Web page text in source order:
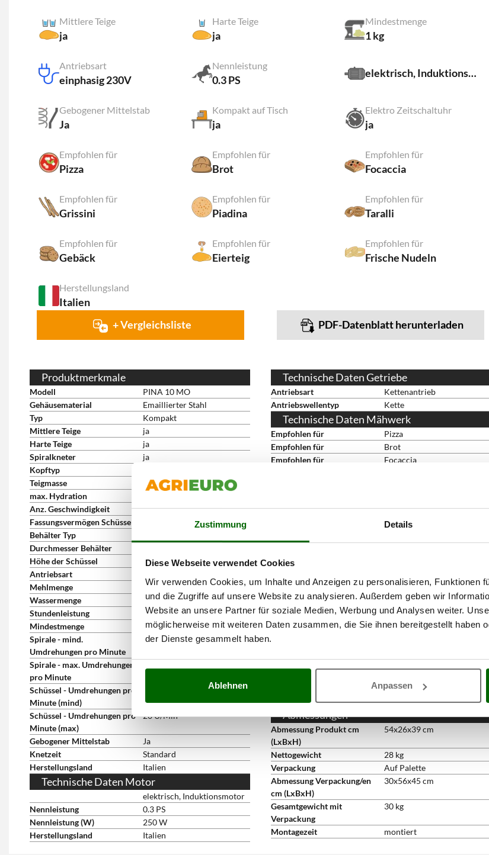
Zustimmung Details
Diese Webseite verwendet Cookies
Wir verwenden Cookies, um Inhalte und Anzeigen zu personalisieren, Funktionen
und die Zugriffe auf unsere Website zu analysieren. Außerdem geben wir
Website an unsere Partner für soziale Medien, Werbung und Analysen weiter.
möglicherweise mit weiteren Daten zusammen, die Sie ihnen bereitgestellt haben
der Dienste gesammelt haben.
Ablehnen Anpassen
Mittlere Teige
ja
Harte Teige
ja
Mindestmenge
1 kg
Antriebsart
einphasig 230V
Nennleistung
0.3 PS
elektrisch, Induktionsmotor
Gebogener Mittelstab
Ja
Kompakt auf Tisch
ja
Elektro Zeitschaltuhr
ja
Empfohlen für
Pizza
Empfohlen für
Brot
Empfohlen für
Focaccia
Empfohlen für
Grissini
Empfohlen für
Piadina
Empfohlen für
Taralli
Empfohlen für
Gebäck
Empfohlen für
Eierteig
Empfohlen für
Frische Nudeln
Herstellungsland
Italien
+ Vergleichsliste PDF-Datenblatt herunterladen
Produktmerkmale
Modell
PINA 10 MO
Gehäusematerial
Emaillierter Stahl
Typ
Kompakt
Mittlere Teige
ja
Harte Teige
ja
Spiralkneter
ja
Kopftyp
Teigmasse
6 kg
max. Hydration
Anz. Geschwindigkeit
1
Fassungsvermögen Schüssel
Behälter Typ
Durchmesser Behälter
Höhe der Schüssel
16 cm
Antriebsart
Mehlmenge
4 kg
Wassermenge
2 l
Stundenleistung
18 kg/h
Mindestmenge
1 kg
Spirale - mind.
Umdrehungen pro Minute
100 U/Min
Spirale - max. Umdrehungen
pro Minute
Schüssel - Umdrehungen pro
Minute (mind)
Schüssel - Umdrehungen pro
Minute (max)
20 U/Min
Gebogener Mittelstab
Ja
Knetzeit
Standard
Herstellungsland
Italien
Technische Daten Motor
elektrisch, Induktionsmotor
Nennleistung
0.3 PS
Nennleistung (W)
250 W
Herstellungsland
Italien
Technische Daten Getriebe
Antriebsart
Kettenantrieb
Antriebswellentyp
Kette
Technische Daten Mähwerk
Empfohlen für
Pizza
Empfohlen für
Brot
Empfohlen für
Focaccia
Empfohlen für
Gebäck
Eierteig
Sicherheitsbremse
CE-Sicherungsschalter
EG-Schalter
Elektro Zeitschaltuhr
ja
Drehschüssel
aus Edelstahl
aus Edelstahl
aus Edelstahl
Elektroanlage 24 V
ja
Lieferumfang/Gratis-Zubehör
ja
Bedienungsanleitung
ja
Abmessungen
Abmessung Produkt cm
(LxBxH)
54x26x39 cm
Nettogewicht
28 kg
Verpackung
Auf Palette
Abmessung Verpackung/en
cm (LxBxH)
30x56x45 cm
Gesamtgewicht mit
Verpackung
30 kg
Montagezeit montiert